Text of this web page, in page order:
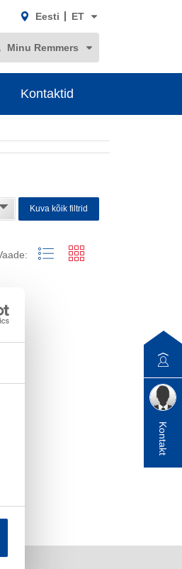
Eesti ET
Minu Remmers
Kontaktid
Kuva kõik filtrid
Kontakt